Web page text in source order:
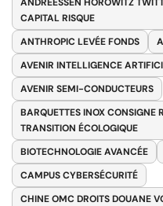
CAPITAL RISQUE
ANTHROPIC LEVÉE FONDS
AVENIR INTELLIGENCE
AVENIR SEMI-CONDUCTEURS
BARQUETTES INOX CONSIGNE
TRANSITION ÉCOLOGIQUE
BIOTECHNOLOGIE AVANCÉE
CAMPUS CYBERSÉCURITÉ
CHINE OMC DROITS DOUANE